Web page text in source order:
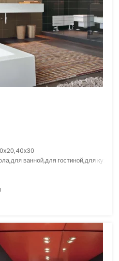
ванной,для гостиной,для кухни